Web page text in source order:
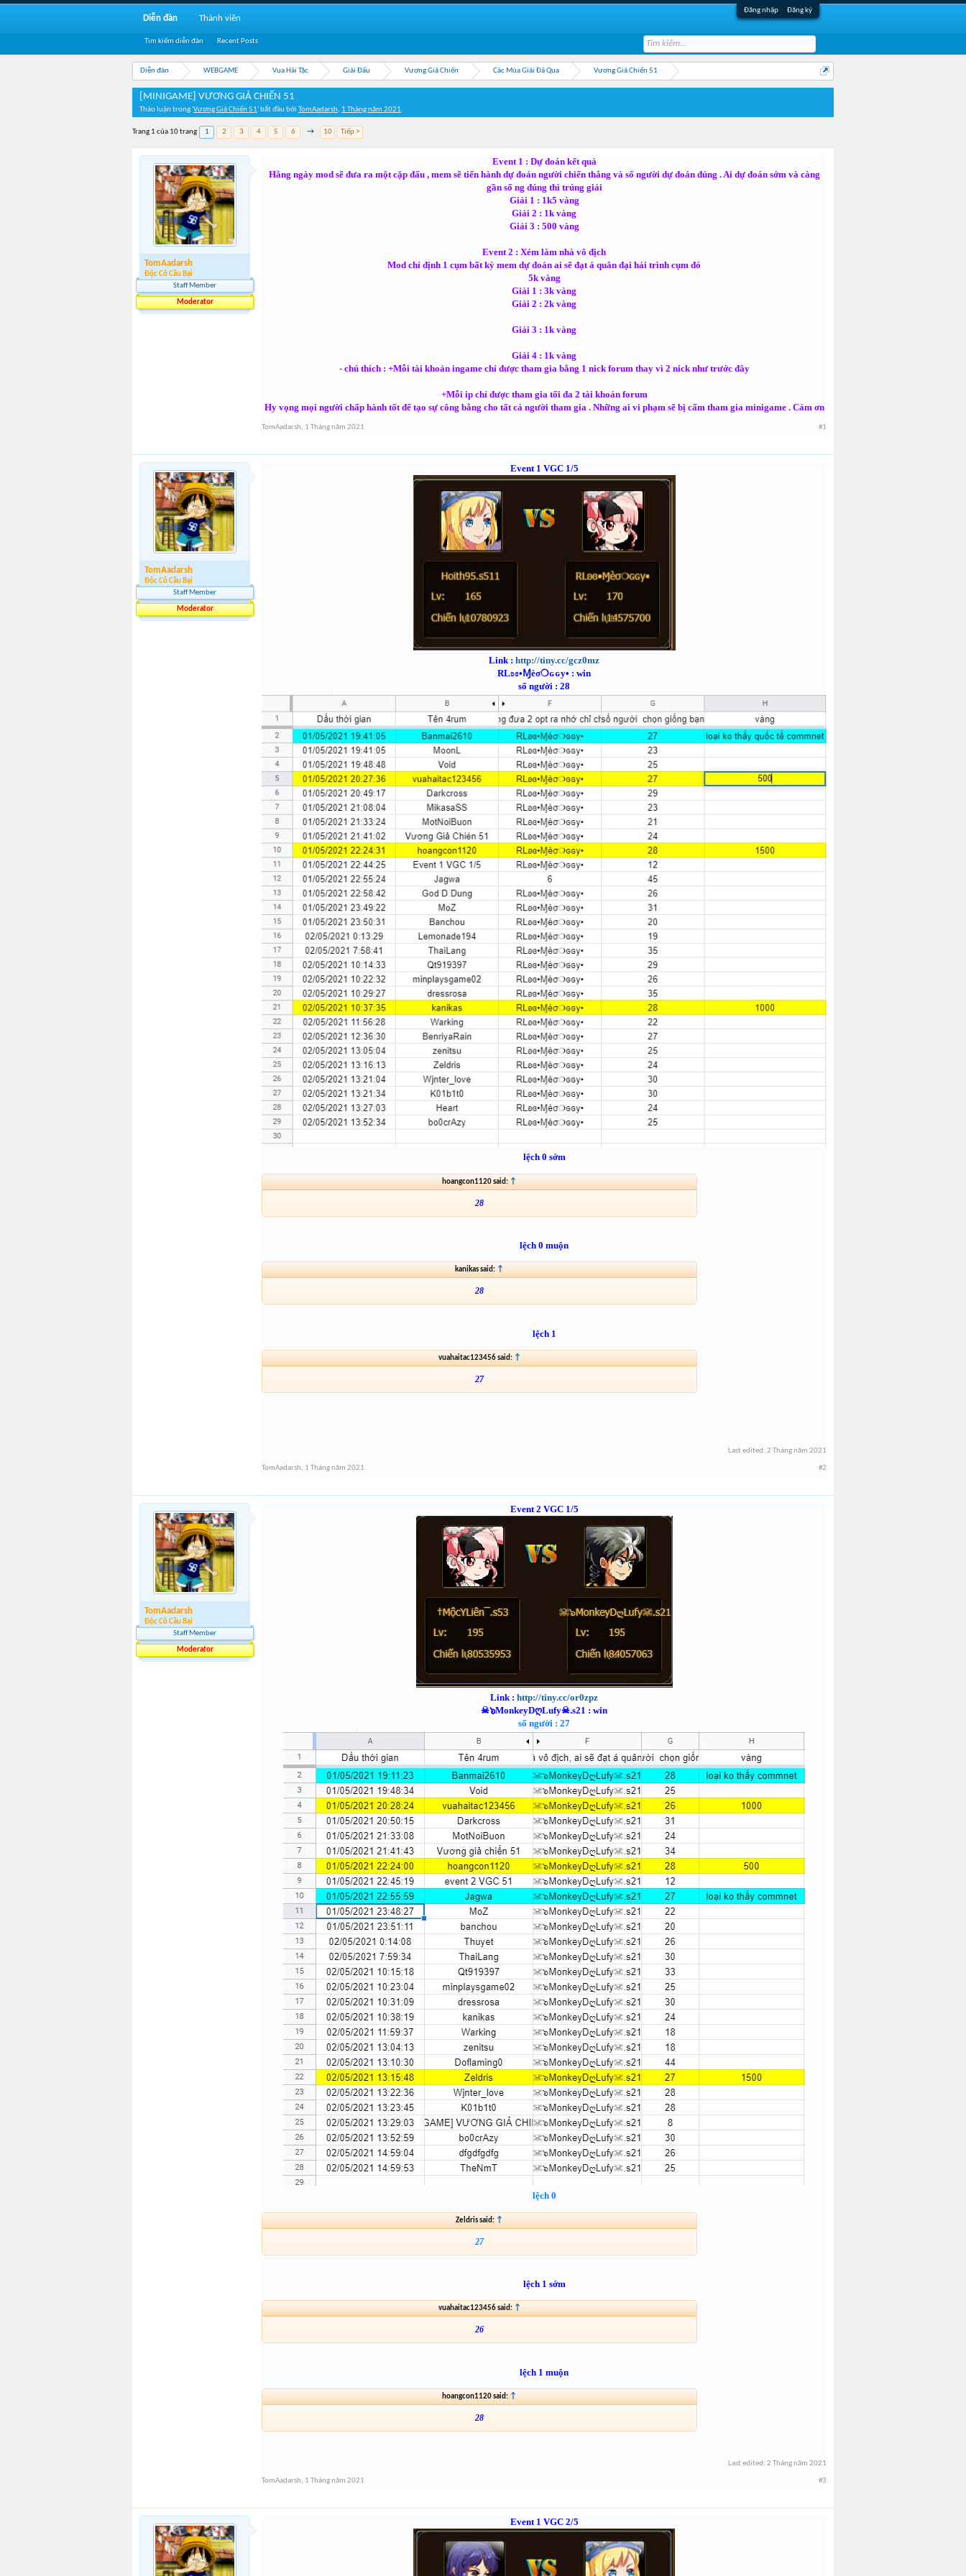
Đăng nhập Đăng ký
Diễn đàn WEBGAME Vua Hải Tặc Giải Đấu Vương Giả Chiến Các Mùa Giải Đã Qua Vương Giả Chiến 51
[MINIGAME] VƯƠNG GIẢ CHIẾN 51
Thảo luận trong 'Vương Giả Chiến 51' bắt đầu bởi TomAadarsh, 1 Tháng năm 2021.
Trang 1 của 10 trang 1 2 3 4 5 6 → 10 Tiếp >
TomAadarsh
Độc Cô Cầu Bại
Staff Member
Moderator
Event 1 : Dự đoán kết quả
Hằng ngày mod sẽ đưa ra một cặp đấu , mem sẽ tiến hành dự đoán người chiến thắng và số người dự đoán đúng . Ai dự đoán sớm và càng
gần số ng đúng thì trúng giải
Giải 1 : 1k5 vàng
Giải 2 : 1k vàng
Giải 3 : 500 vàng
Event 2 : Xém làm nhà vô địch
Mod chỉ định 1 cụm bất kỳ mem dự đoán ai sẽ đạt á quân đại hải trình cụm đó
5k vàng
Giải 1 : 3k vàng
Giải 2 : 2k vàng
Giải 3 : 1k vàng
Giải 4 : 1k vàng
- chú thích : +Mỗi tài khoản ingame chỉ được tham gia bằng 1 nick forum thay vì 2 nick như trước đây
+Mỗi ip chỉ được tham gia tối đa 2 tài khoản forum
Hy vọng mọi người chấp hành tốt để tạo sự công bằng cho tất cả người tham gia . Những ai vi phạm sẽ bị cấm tham gia minigame . Cảm ơn
TomAadarsh, 1 Tháng năm 2021 #1
TomAadarsh
Độc Cô Cầu Bại
Staff Member
Moderator
Event 1 VGC 1/5
Link : http://tiny.cc/gcz0mz
RLʚɞ•Ɱèσ❍ɢɢy• : win
số người : 28
lệch 0 sớm
hoangcon1120 said: ↑
28
lệch 0 muộn
kanikas said: ↑
28
lệch 1
vuahaitac123456 said: ↑
27
Last edited: 2 Tháng năm 2021
TomAadarsh, 1 Tháng năm 2021 #2
TomAadarsh
Độc Cô Cầu Bại
Staff Member
Moderator
Event 2 VGC 1/5
Link : http://tiny.cc/or0zpz
☠๖MonkeyDღLufy☠.s21 : win
số người : 27
lệch 0
Zeldris said: ↑
27
lệch 1 sớm
vuahaitac123456 said: ↑
26
lệch 1 muộn
hoangcon1120 said: ↑
28
Last edited: 2 Tháng năm 2021
TomAadarsh, 1 Tháng năm 2021 #3
Event 1 VGC 2/5
Diễn đàn
Tìm kiếm diễn đàn Recent Posts
Thành viên